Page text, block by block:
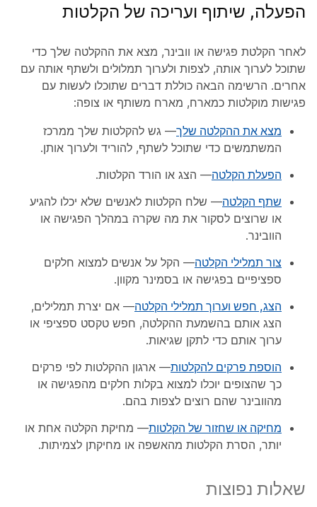
הפעלה, שיתוף ועריכה של הקלטות
לאחר הקלטת פגישה או וובינר, מצא את ההקלטה שלך כדי
שתוכל לערוך אותה, לצפות ולערוך תמלולים ולשתף אותה עם
אחרים. הרשימה הבאה כוללת דברים שתוכלו לעשות עם
פגישות מוקלטות כמארח, מארח משותף או צופה:
מצא את ההקלטה שלך— גש להקלטות שלך ממרכז
המשתמשים כדי שתוכל לשתף, להוריד ולערוך אותן.
הפעלת הקלטה— הצג או הורד הקלטות.
שתף הקלטה— שלח הקלטות לאנשים שלא יכלו להגיע
או שרוצים לסקור את מה שקרה במהלך הפגישה או
הוובינר.
צור תמלילי הקלטה— הקל על אנשים למצוא חלקים
ספציפיים בפגישה או בסמינר מקוון.
הצג, חפש וערוך תמלילי הקלטה— אם יצרת תמלילים,
הצג אותם בהשמעת ההקלטה, חפש טקסט ספציפי או
ערוך אותם כדי לתקן שגיאות.
הוספת פרקים להקלטות— ארגון ההקלטות לפי פרקים
כך שהצופים יוכלו למצוא בקלות חלקים מהפגישה או
מהוובינר שהם רוצים לצפות בהם.
מחיקה או שחזור של הקלטות— מחיקת הקלטה אחת או
יותר, הסרת הקלטות מהאשפה או מחיקתן לצמיתות.
שאלות נפוצות